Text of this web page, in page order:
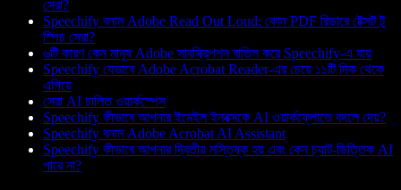
সেরা?
Speechify বনাম Adobe Read Out Loud: কোন PDF রিডারে টেক্সট টু
স্পিচ সেরা?
৬টি কারণ কেন মানুষ Adobe সাবস্ক্রিপশন বাতিল করে Speechify-এ যায়
Speechify যেভাবে Adobe Acrobat Reader-এর চেয়ে ১১টি দিক থেকে
এগিয়ে
সেরা AI চালিত ওয়ার্কস্পেস
Speechify কীভাবে আপনার ইমেইল ইনবক্সকে AI ওয়ার্কফ্লোতে বদলে দেয়?
Speechify বনাম Adobe Acrobat AI Assistant
Speechify কীভাবে আপনার দ্বিতীয় মস্তিষ্ক হয় এবং কেন চ্যাট-ভিত্তিক AI
পারে না?